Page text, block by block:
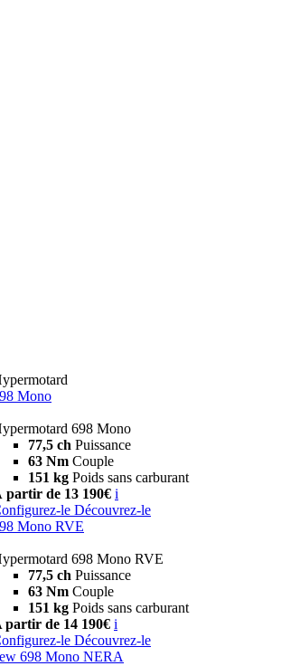
Mono
698 Mono
77,5 ch Puissance
63 Nm Couple
151 kg Poids sans carburant
partir de 13 190€ i
le Découvrez-le
Mono RVE
698 Mono RVE
77,5 ch Puissance
63 Nm Couple
151 kg Poids sans carburant
partir de 14 190€ i
le Découvrez-le
698 Mono NERA